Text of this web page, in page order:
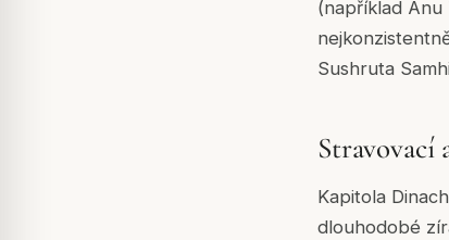
(například
Sushruta
Kapitola
dlouhodobé